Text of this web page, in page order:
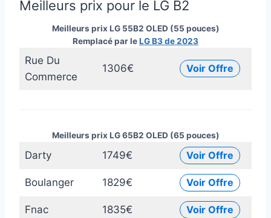
Meilleurs prix pour le LG B2
Rue Du
Commerce
1306€ Voir Offre
Meilleurs prix LG 55B2 OLED (55 pouces)
Remplacé par leLG B3 de 2023
Darty 1749€ Voir Offre
Boulanger 1829€ Voir Offre
Fnac 1835€ Voir Offre
Meilleurs prix LG 65B2 OLED (65 pouces)